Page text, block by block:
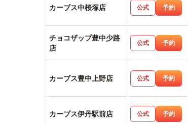
カーブス中桜塚店 公式 予約
チョコザップ豊中少路
店
公式 予約
カーブス豊中上野店 公式 予約
カーブス伊丹駅前店 公式 予約